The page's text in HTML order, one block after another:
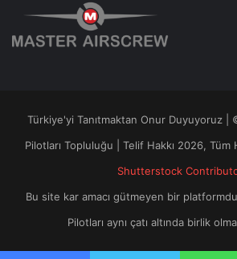
Türkiye'yi Tanıtmaktan Onur Duyuyoruz |
Pilotları Topluluğu | Telif Hakkı 2026, Tüm
Shutterstock
Bu site kar amacı gütmeyen bir
Pilotları aynı çatı altında birlik